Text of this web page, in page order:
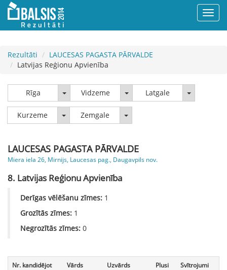
Rezultāti
LAUCESAS PAGASTA PĀRVALDE
Latvijas Reģionu Apvienība
Rīga Rīga Vidzeme VidzemeLatgale Latgale
Kurzeme KurzemeZemgale Zemgale
LAUCESAS PAGASTA PĀRVALDE
Miera iela 26, Mirnijs, Laucesas pag., Daugavpils nov.
8. Latvijas Reģionu Apvienība
Derīgas vēlēšanu zīmes: 1
Grozītās zīmes: 1
Negrozītās zīmes: 0
Nr. kandidējot Vārds Uzvārds Plusi Svītrojumi